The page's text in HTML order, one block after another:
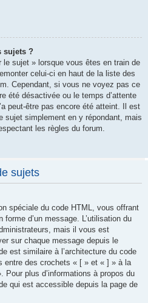
sujets ?
le sujet » lorsque vous êtes en train de
celui-ci en haut de la liste des
Cependant, si vous ne voyez pas ce
été désactivée ou le temps d’attente
peut-être pas encore été atteint. Il est
sujet simplement en y répondant, mais
les règles du forum.
sujets
spéciale du code HTML, vous offrant
d’un message. L’utilisation du
mais il vous est
sur chaque message depuis le
est similaire à l’architecture du code
entre des crochets « [ » et « ] » à la
plus d’informations à propos du
qui est accessible depuis la page de